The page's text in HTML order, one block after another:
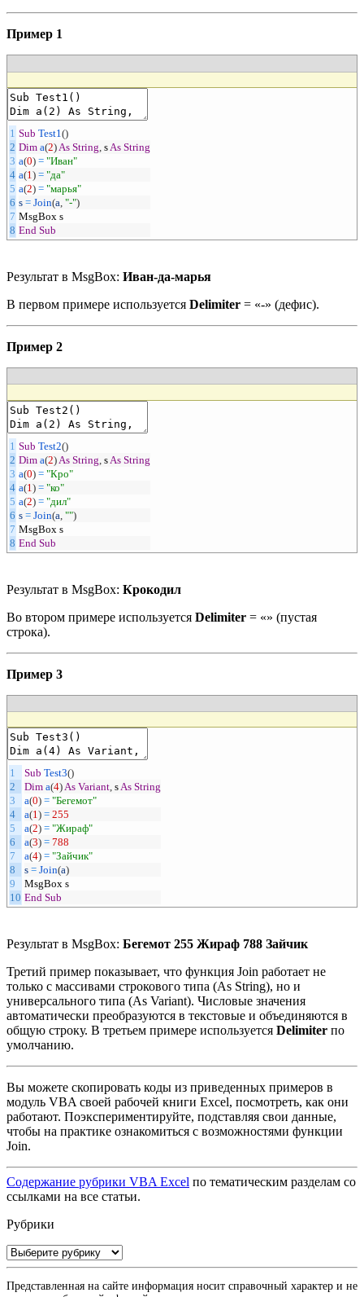
Пример 1
1
2
3
4
5
6
7
8
Sub Test1 ()
Dim a(2) As String s As String
a(0) = "Иван"
a(1 ) = "да"
a(2) = "марья"
s = Join(a "-")
MsgBox s
End Sub
Результат в MsgBox: Иван-да-марья
В первом примере используется Delimiter = «-» (дефис).
Пример 2
1
2
3
4
5
6
7
8
Sub Test2()
Dim a(2) As String s As String
a(0) = "Кро"
a(1 ) = "ко"
a(2) = "дил"
s = Join(a "")
MsgBox s
End Sub
Результат в MsgBox: Крокодил
Во втором примере используется Delimiter = «» (пустая
строка).
Пример 3
1
2
3
4
5
6
7
8
9
10
Sub Test3()
Dim a(4)As Variant, sAs String
a(0) = "Бегемот"
a(1) = 255
a(2) = "Жираф"
a(3) = 788
a(4) = "Зайчик"
s = Join(a)
MsgBox s
End Sub
Результат в MsgBox: Бегемот 255 Жираф 788 Зайчик
Третий пример показывает, что функция Join работает не
только с массивами строкового типа (As String), но и
универсального типа (As Variant). Числовые значения
автоматически преобразуются в текстовые и объединяются в
общую строку. В третьем примере используется Delimiter по
умолчанию.
Вы можете скопировать коды из приведенных примеров в
модуль VBA своей рабочей книги Excel, посмотреть, как они
работают. Поэкспериментируйте, подставляя свои данные,
чтобы на практике ознакомиться с возможностями функции
Join.
Содержание рубрики VBA Excel по тематическим разделам со
ссылками на все статьи.
Рубрики
Рубрики
Представленная на сайте информация носит справочный характер и не